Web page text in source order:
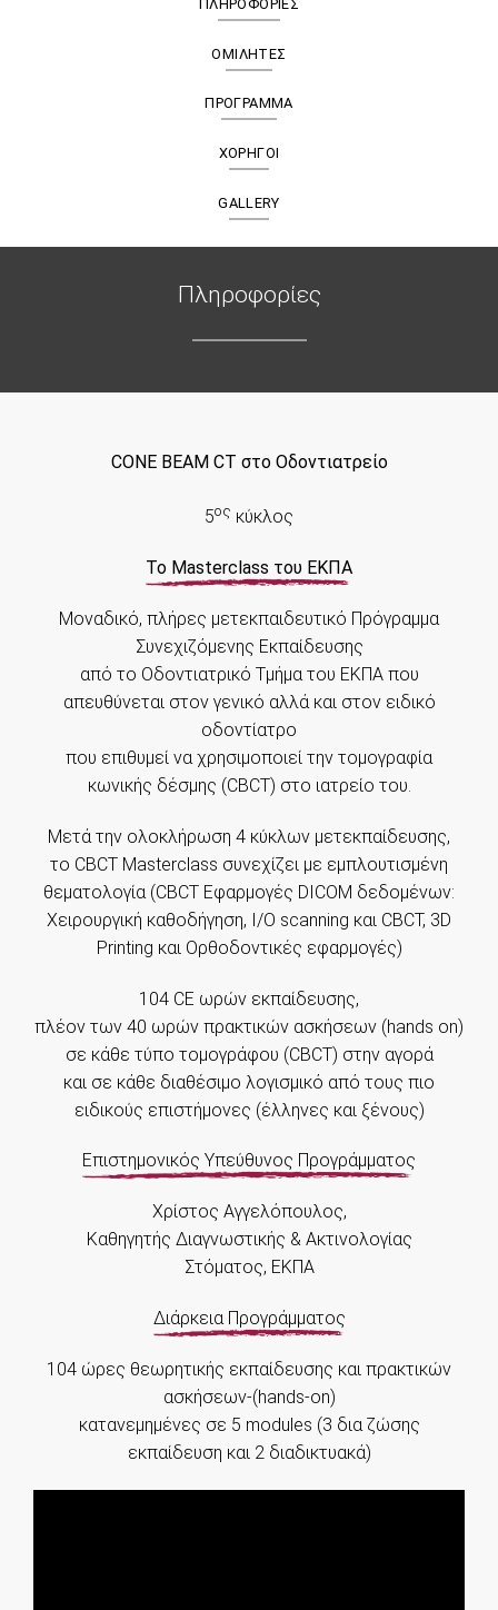
ΠΛΗΡΟΦΟΡΊΕΣ
ΟΜΙΛΗΤΈΣ
ΠΡΌΓΡΑΜΜΑ
ΧΟΡΗΓΟΊ
GALLERY
Πληροφορίες
CONE BEAM CT στο Οδοντιατρείο
5ος κύκλος
To Masterclass του ΕΚΠΑ
Μοναδικό, πλήρες μετεκπαιδευτικό Πρόγραμμα
Συνεχιζόμενης Εκπαίδευσης
από το Οδοντιατρικό Τμήμα του ΕΚΠΑ που
απευθύνεται στον γενικό αλλά και στον ειδικό
οδοντίατρο
που επιθυμεί να χρησιμοποιεί την τομογραφία
κωνικής δέσμης (CBCT) στο ιατρείο του.
Μετά την ολοκλήρωση 4 κύκλων μετεκπαίδευσης,
το CBCT Masterclass συνεχίζει με εμπλουτισμένη
θεματολογία (CBCT Εφαρμογές DICOM δεδομένων:
Χειρουργική καθοδήγηση, I/O scanning και CBCT, 3D
Printing και Ορθοδοντικές εφαρμογές)
104 CE ωρών εκπαίδευσης,
πλέον των 40 ωρών πρακτικών ασκήσεων (hands on)
σε κάθε τύπο τομογράφου (CBCT) στην αγορά
και σε κάθε διαθέσιμο λογισμικό από τους πιο
ειδικούς επιστήμονες (έλληνες και ξένους)
Επιστημονικός Υπεύθυνος Προγράμματος
Χρίστος Αγγελόπουλος,
Καθηγητής Διαγνωστικής & Ακτινολογίας
Στόματος, ΕΚΠΑ
Διάρκεια Προγράμματος
104 ώρες θεωρητικής εκπαίδευσης και πρακτικών
ασκήσεων-(hands-on)
κατανεμημένες σε 5 modules (3 δια ζώσης
εκπαίδευση και 2 διαδικτυακά)